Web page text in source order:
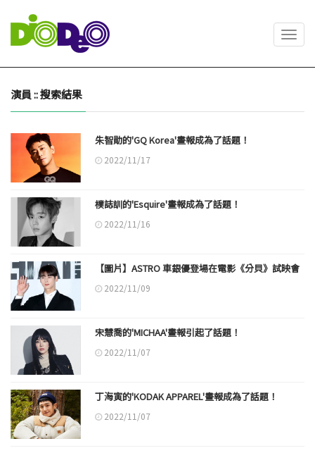
演員 :: 搜索結果
朱智勛的'GQ Korea'畫報成為了話題！
2022/11/17
樸誌訓的'Esquire'畫報成為了話題！
2022/11/16
【圖片】ASTRO 車銀優登場在電影《分貝》試映會
2022/11/09
宋慧喬的'MICHAA'畫報引起了話題！
2022/11/07
丁海寅的'KODAK APPAREL'畫報成為了話題！
2022/11/07